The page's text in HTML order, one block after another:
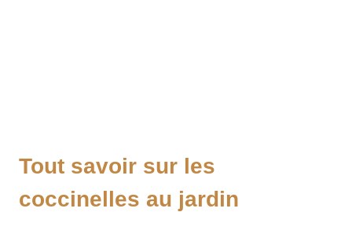
Tout savoir sur les
coccinelles au jardin